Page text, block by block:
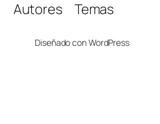
Autores
Temas
Diseñado conWordPress